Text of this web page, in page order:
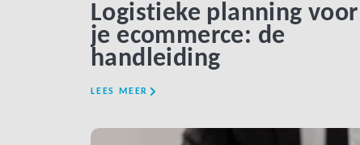
Logistieke planning voor
je ecommerce: de
handleiding
LEES MEER